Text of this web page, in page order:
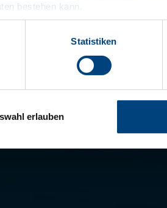
bestehen kann.
Statistiken
erlauben